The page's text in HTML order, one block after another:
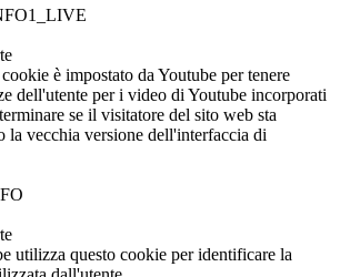
è impostato da Youtube per tenere
dell'utente per i video di Youtube incorporati
se il visitatore del sito web sta
la vecchia versione dell'interfaccia di
utilizza questo cookie per identificare la